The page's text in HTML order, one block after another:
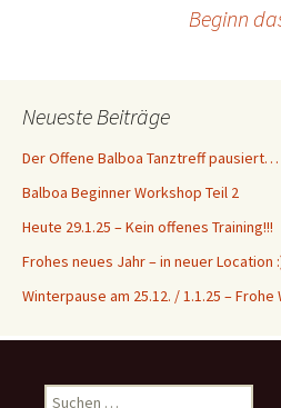
Beginn
Neueste Beiträge
Der Offene Balboa Tanztreff pausiert…
Balboa Beginner Workshop Teil 2
Heute 29.1.25 – Kein offenes Training!!!
Frohes neues Jahr – in neuer Location
Winterpause am 25.12. / 1.1.25 – Frohe